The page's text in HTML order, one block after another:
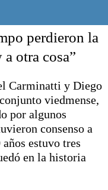
Olímpico
perdieron la
otra cosa”
Carminatti y Diego
viedmense,
por algunos
consenso a
estuvo tres
en la historia